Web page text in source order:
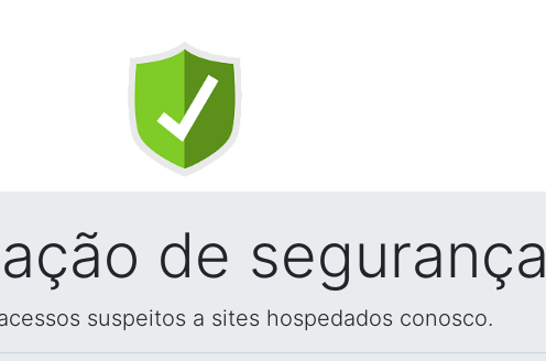
de segurança
suspeitos a sites hospedados conosco.